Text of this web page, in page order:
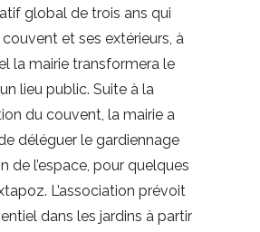
global de trois ans qui
et ses extérieurs, à
la mairie transformera le
lieu public. Suite à la
du couvent, la mairie a
déléguer le gardiennage
de l’espace, pour quelques
L’association prévoit
dans les jardins à partir